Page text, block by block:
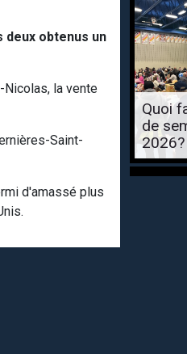
obtenus un
Nicolas, la vente
Saint-
d'amassé plus
Quoi
de
2026?